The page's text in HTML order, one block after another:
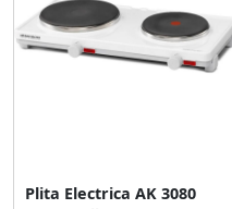
Plita Electrica AK 3080